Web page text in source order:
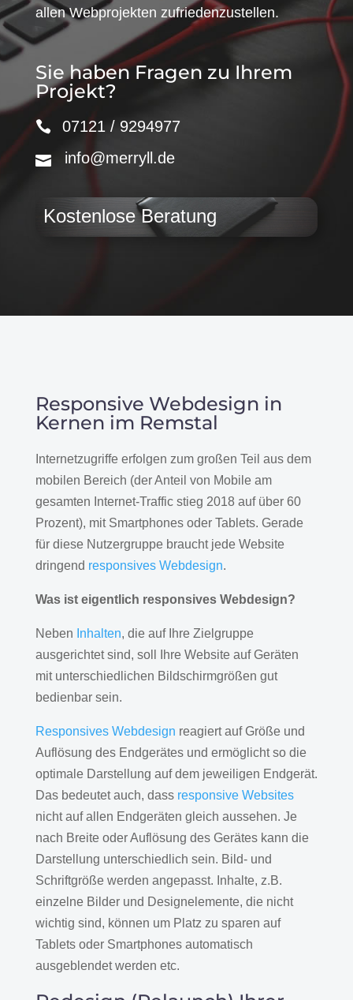
allen Webprojekten zufriedenzustellen.
Sie haben Fragen zu Ihrem
Projekt?
07121 / 9294977
info@merryll.de
Kostenlose Beratung
Responsive Webdesign in
Kernen im Remstal
Internetzugriffe erfolgen zum großen Teil aus dem
mobilen Bereich (der Anteil von Mobile am
gesamten Internet-Traffic stieg 2018 auf über 60
Prozent), mit Smartphones oder Tablets. Gerade
für diese Nutzergruppe braucht jede Website
dringend responsives Webdesign.
Was ist eigentlich responsives Webdesign?
Neben Inhalten, die auf Ihre Zielgruppe
ausgerichtet sind, soll Ihre Website auf Geräten
mit unterschiedlichen Bildschirmgrößen gut
bedienbar sein.
Responsives Webdesign reagiert auf Größe und
Auflösung des Endgerätes und ermöglicht so die
optimale Darstellung auf dem jeweiligen Endgerät.
Das bedeutet auch, dass responsive Websites
nicht auf allen Endgeräten gleich aussehen. Je
nach Breite oder Auflösung des Gerätes kann die
Darstellung unterschiedlich sein. Bild- und
Schriftgröße werden angepasst. Inhalte, z.B.
einzelne Bilder und Designelemente, die nicht
wichtig sind, können um Platz zu sparen auf
Tablets oder Smartphones automatisch
ausgeblendet werden etc.